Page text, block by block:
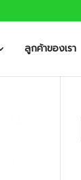
ลูกค้าของเรา